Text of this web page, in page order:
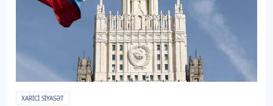
XARICI SIYASƏT